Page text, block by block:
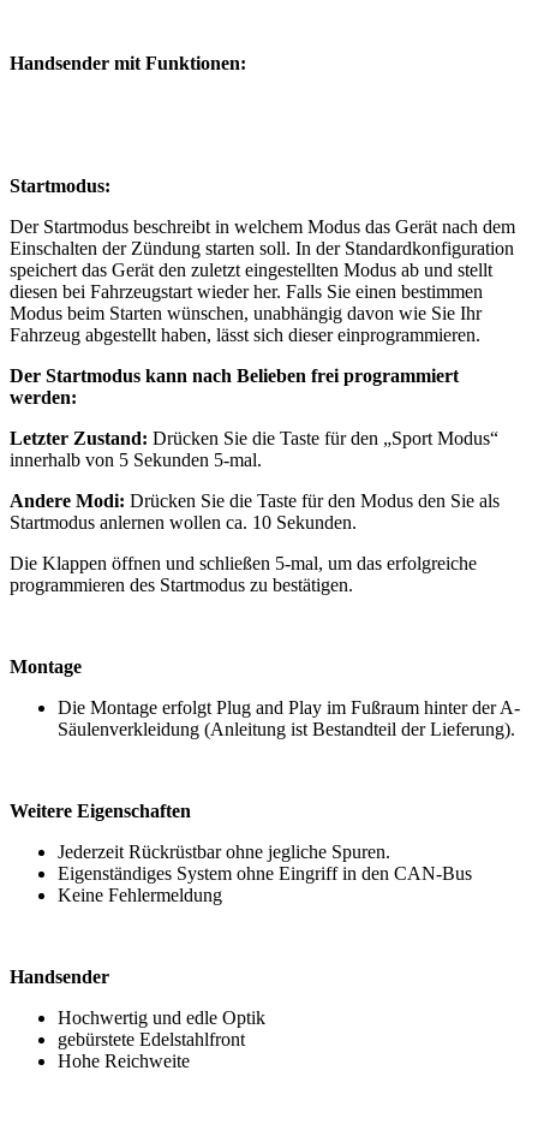
Handsender mit Funktionen:
Startmodus:
Der Startmodus beschreibt in welchem Modus das Gerät nach dem
Einschalten der Zündung starten soll. In der Standardkonfiguration
speichert das Gerät den zuletzt eingestellten Modus ab und stellt
diesen bei Fahrzeugstart wieder her. Falls Sie einen bestimmen
Modus beim Starten wünschen, unabhängig davon wie Sie Ihr
Fahrzeug abgestellt haben, lässt sich dieser einprogrammieren.
Der Startmodus kann nach Belieben frei programmiert
werden:
Letzter Zustand: Drücken Sie die Taste für den „Sport Modus“
innerhalb von 5 Sekunden 5-mal.
Andere Modi: Drücken Sie die Taste für den Modus den Sie als
Startmodus anlernen wollen ca. 10 Sekunden.
Die Klappen öffnen und schließen 5-mal, um das erfolgreiche
programmieren des Startmodus zu bestätigen.
Montage
Die Montage erfolgt Plug and Play im Fußraum hinter der A-
Säulenverkleidung (Anleitung ist Bestandteil der Lieferung).
Weitere Eigenschaften
Jederzeit Rückrüstbar ohne jegliche Spuren.
Eigenständiges System ohne Eingriff in den CAN-Bus
Keine Fehlermeldung
Handsender
Hochwertig und edle Optik
gebürstete Edelstahlfront
Hohe Reichweite